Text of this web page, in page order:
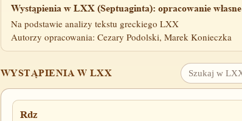
Wystąpienia w LXX (Septuaginta): opracowanie własne
Na podstawie analizy tekstu greckiego LXX
Autorzy opracowania: Cezary Podolski, Marek Konieczka
WYSTĄPIENIA W LXX
Rdz